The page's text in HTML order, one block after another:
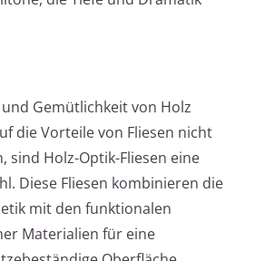
und Gemütlichkeit von Holz
die Vorteile von Fliesen nicht
sind Holz-Optik-Fliesen eine
Diese Fliesen kombinieren die
mit den funktionalen
Materialien für eine